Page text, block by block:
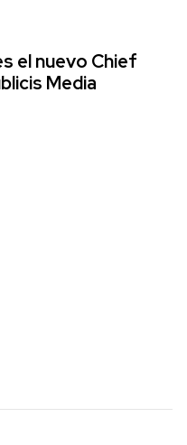
el nuevo Chief
Media